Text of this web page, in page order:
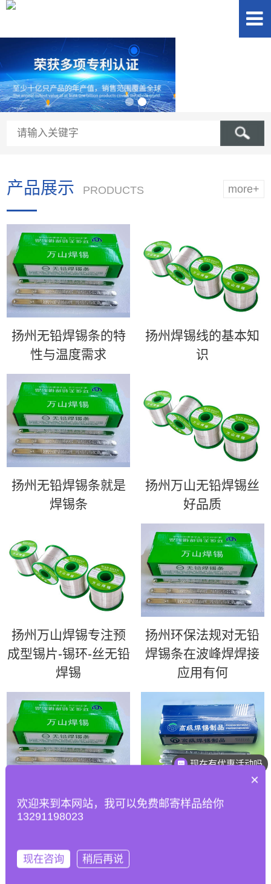
more+
产品展示 PRODUCTS
扬州无铅焊锡条的特
性与温度需求
扬州​焊锡线的基本知
识
扬州无铅焊锡条就是
焊锡条
扬州万山无铅焊锡丝
好品质
扬州万山焊锡专注预
成型锡片-锡环-丝无铅
焊锡
扬州环保法规对无铅
焊锡条在波峰焊焊接
应用有何
扬州如何优化波峰焊
工艺参数以适应无铅
扬州63锡条 | 超高性
现在有优惠活动吗
×
欢迎来到本网站，我可以免费邮寄样品给你
13291198023
现在咨询 稍后再说